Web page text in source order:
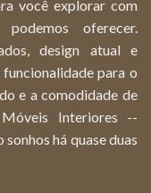
você explorar com
oferecer.
design atual e
para o
e a comodidade de
Interiores --
há quase duas